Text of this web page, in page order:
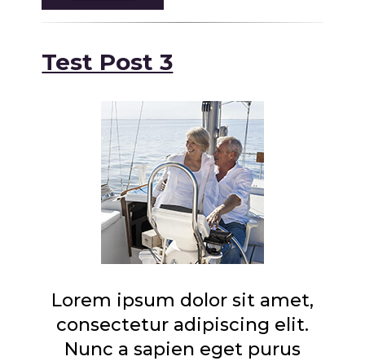
Test Post 3
Lorem ipsum dolor sit amet,
consectetur adipiscing elit.
Nunc a sapien eget purus